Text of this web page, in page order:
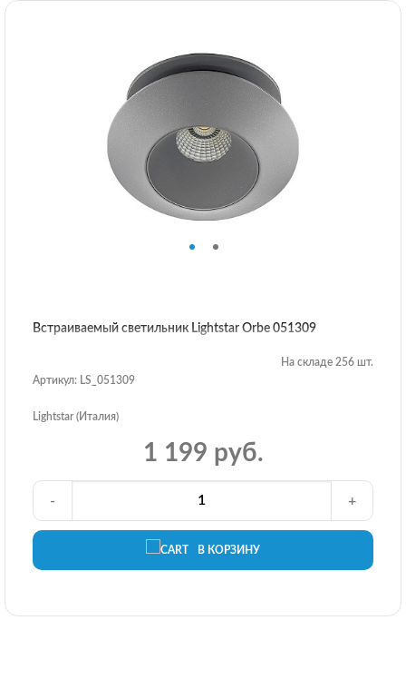
Встраиваемый светильник Lightstar Orbe 051309
На складе 256 шт.
Артикул: LS_051309
Lightstar (Италия)
1 199 руб.
В КОРЗИНУ
- +